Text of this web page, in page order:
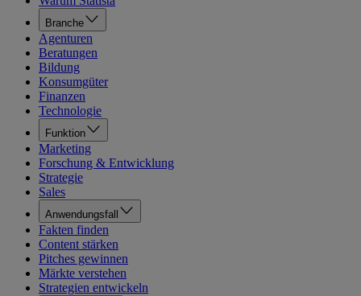
Branche
Agenturen
Beratungen
Bildung
Konsumgüter
Finanzen
Technologie
Funktion
Marketing
Forschung & Entwicklung
Strategie
Sales
Anwendungsfall
Fakten finden
Content stärken
Pitches gewinnen
Märkte verstehen
Strategien entwickeln